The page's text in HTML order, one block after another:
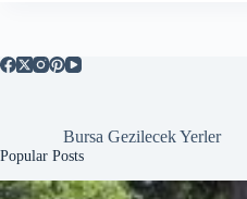
Bursa Gezilecek Yerler
Popular Posts